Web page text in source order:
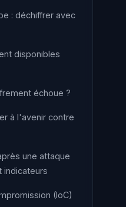
: déchiffrer avec
disponibles
échoue ?
à l'avenir contre
une attaque
indicateurs
(IoC)